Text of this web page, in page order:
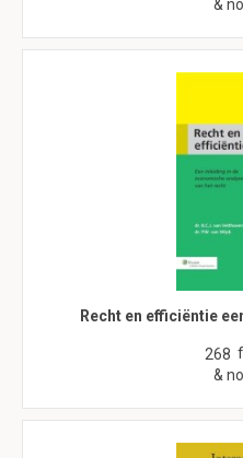
&
Recht en efficiëntie
268
&